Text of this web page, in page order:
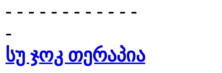
- - - - - - - - - - - -
-
სუ ჯოკ თერაპია